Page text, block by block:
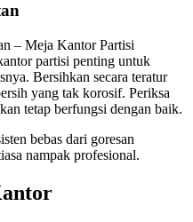
– Meja Kantor Partisi
partisi penting untuk
Bersihkan secara teratur
yang tak korosif. Periksa
tetap berfungsi dengan baik.
bebas dari goresan
nampak profesional.